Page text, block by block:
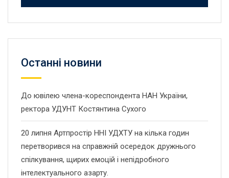
Останнi новини
До ювілею члена-кореспондента НАН України,
ректора УДУНТ Костянтина Сухого
20 липня Артпростір ННІ УДХТУ на кілька годин
перетворився на справжній осередок дружнього
спілкування, щирих емоцій і непідробного
інтелектуального азарту.